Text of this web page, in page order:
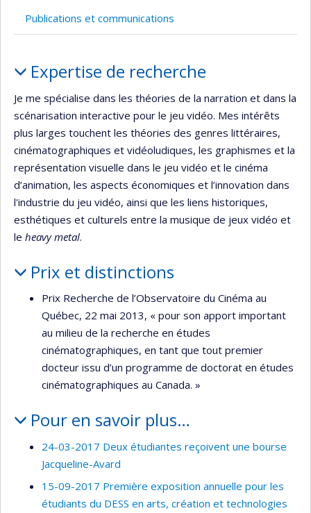
Publications et communications
Expertise de recherche
Je me spécialise dans les théories de la narration et dans la
scénarisation interactive pour le jeu vidéo. Mes intérêts
plus larges touchent les théories des genres littéraires,
cinématographiques et vidéoludiques, les graphismes et la
représentation visuelle dans le jeu vidéo et le cinéma
d’animation, les aspects économiques et l’innovation dans
l'industrie du jeu vidéo, ainsi que les liens historiques,
esthétiques et culturels entre la musique de jeux vidéo et
le heavy metal.
Prix et distinctions
Prix Recherche de l’Observatoire du Cinéma au
Québec, 22 mai 2013, « pour son apport important
au milieu de la recherche en études
cinématographiques, en tant que tout premier
docteur issu d’un programme de doctorat en études
cinématographiques au Canada. »
Pour en savoir plus…
24-03-2017 Deux étudiantes reçoivent une bourse
Jacqueline-Avard
15-09-2017 Première exposition annuelle pour les
étudiants du DESS en arts, création et technologies